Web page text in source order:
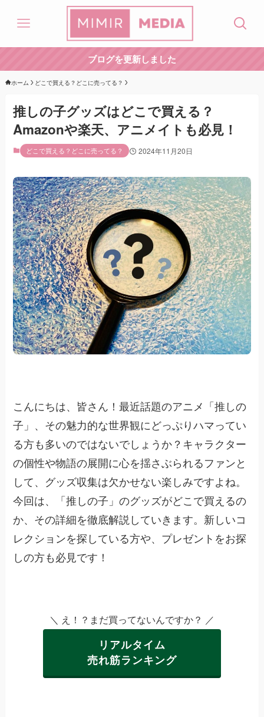
ブログを更新しました
ホーム どこで買える？どこに売ってる？
推しの子グッズはどこで買える？
Amazonや楽天、アニメイトも必見！
どこで買える？どこに売ってる？ 2024年11月20日
こんにちは、皆さん！最近話題のアニメ「推しの
子」、その魅力的な世界観にどっぷりハマってい
る方も多いのではないでしょうか？キャラクター
の個性や物語の展開に心を揺さぶられるファンと
して、グッズ収集は欠かせない楽しみですよね。
今回は、「推しの子」のグッズがどこで買えるの
か、その詳細を徹底解説していきます。新しいコ
レクションを探している方や、プレゼントをお探
しの方も必見です！
＼ え！？まだ買ってないんですか？ ／
リアルタイム
売れ筋ランキング